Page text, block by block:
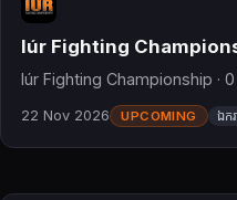
Iúr Fighting
Iúr Fighting Championship · 0
22 Nov 2026 UPCOMING ឯករ